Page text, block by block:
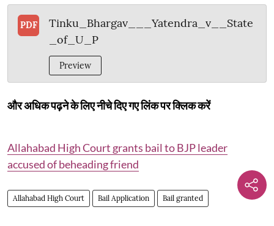
PDF
Tinku_Bhargav___Yatendra_v__State
_of_U_P
Preview
और अधिक पढ़ने के लिए नीचे दिए गए लिंक पर क्लिक करें
Allahabad High Court grants bail to BJP leader
accused of beheading friend
Allahabad High Court Bail Application Bail granted